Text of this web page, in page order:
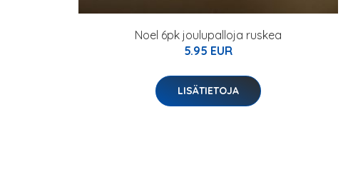
Noel 6pk joulupalloja ruskea
5.95 EUR
LISÄTIETOJA